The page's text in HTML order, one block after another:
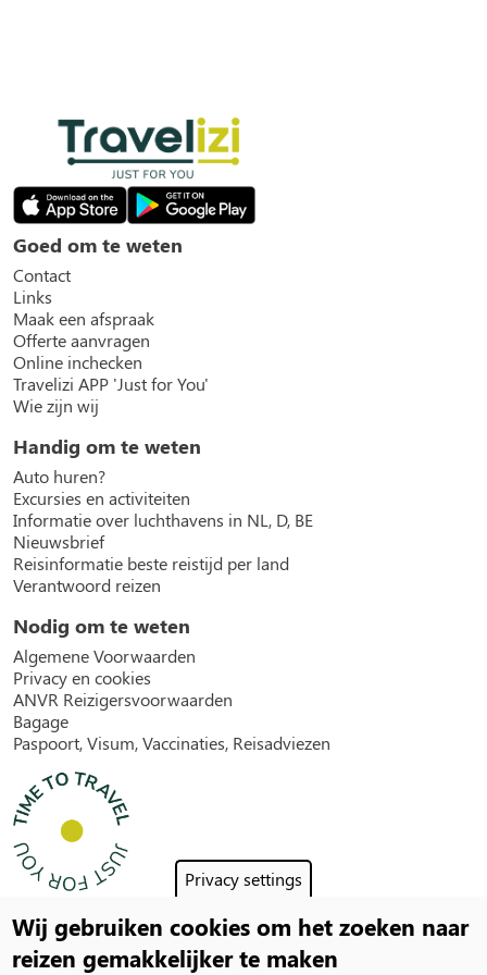
Privacy settings
Wij gebruiken cookies om het zoeken naar
reizen gemakkelijker te maken
Goed om te weten
Contact
Links
Maak een afspraak
Offerte aanvragen
Online inchecken
Travelizi APP 'Just for You'
Wie zijn wij
Handig om te weten
Auto huren?
Excursies en activiteiten
Informatie over luchthavens in NL, D, BE
Nieuwsbrief
Reisinformatie beste reistijd per land
Verantwoord reizen
Nodig om te weten
Algemene Voorwaarden
Privacy en cookies
ANVR Reizigersvoorwaarden
Bagage
Paspoort, Visum, Vaccinaties, Reisadviezen
Social